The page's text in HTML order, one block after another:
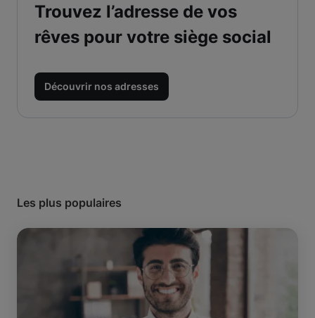
Trouvez l’adresse de vos
rêves pour votre siège social
Découvrir nos adresses
Les plus populaires